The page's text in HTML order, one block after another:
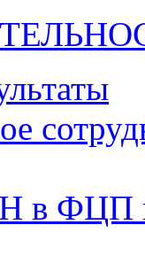
в ФЦП